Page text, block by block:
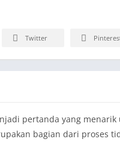
Twitter
pertanda yang
bagian dari proses